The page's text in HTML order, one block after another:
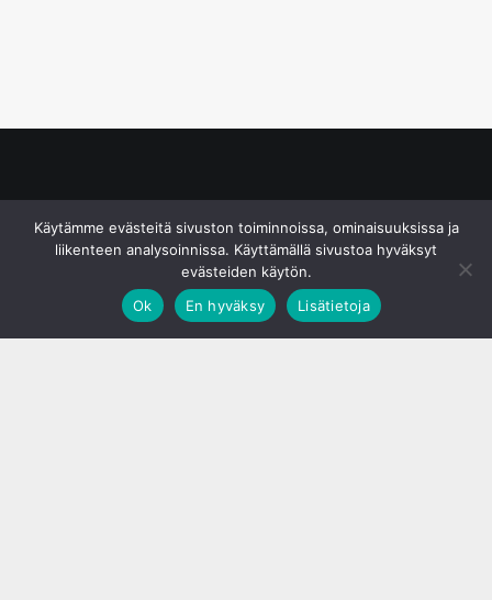
Käytämme evästeitä sivuston toiminnoissa, ominaisuuksissa ja
liikenteen analysoinnissa. Käyttämällä sivustoa hyväksyt
evästeiden käytön.
Ok
En hyväksy Lisätietoja